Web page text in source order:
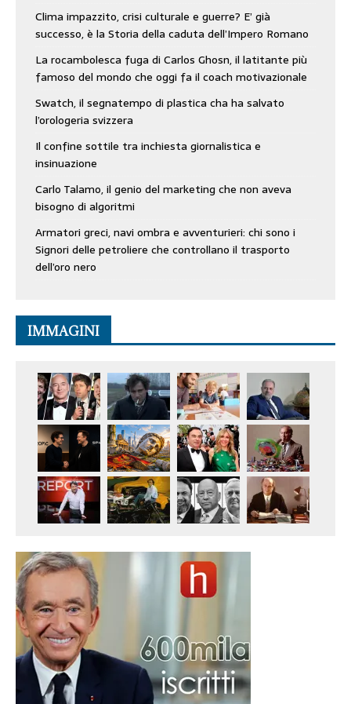
Clima impazzito, crisi culturale e guerre? E’ già
successo, è la Storia della caduta dell’Impero Romano
La rocambolesca fuga di Carlos Ghosn, il latitante più
famoso del mondo che oggi fa il coach motivazionale
Swatch, il segnatempo di plastica cha ha salvato
l’orologeria svizzera
Il confine sottile tra inchiesta giornalistica e
insinuazione
Carlo Talamo, il genio del marketing che non aveva
bisogno di algoritmi
Armatori greci, navi ombra e avventurieri: chi sono i
Signori delle petroliere che controllano il trasporto
dell’oro nero
IMMAGINI